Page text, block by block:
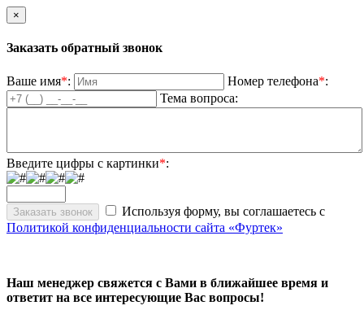
×
Заказать обратный звонок
Ваше имя*: Номер телефона*:
Тема вопроса:
Введите цифры с картинки*:
Используя форму, вы соглашаетесь с
Политикой конфиденциальности сайта «Фуртек»
Наш менеджер свяжется с Вами в ближайшее время и
ответит на все интересующие Вас вопросы!